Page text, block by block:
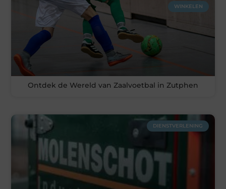
WINKELEN
Ontdek de Wereld van Zaalvoetbal in Zutphen
DIENSTVERLENING